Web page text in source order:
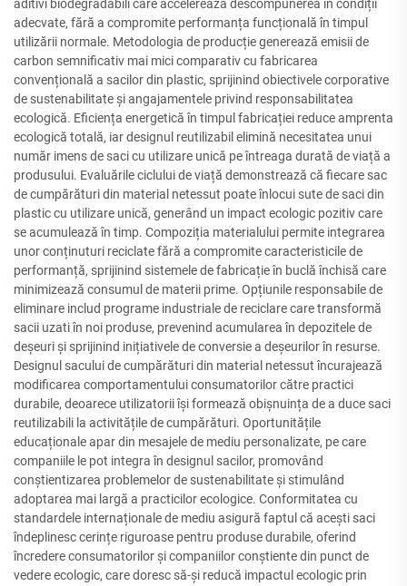
aditivi biodegradabili care accelerează descompunerea în condiții
adecvate, fără a compromite performanța funcțională în timpul
utilizării normale. Metodologia de producție generează emisii de
carbon semnificativ mai mici comparativ cu fabricarea
convențională a sacilor din plastic, sprijinind obiectivele corporative
de sustenabilitate și angajamentele privind responsabilitatea
ecologică. Eficiența energetică în timpul fabricației reduce amprenta
ecologică totală, iar designul reutilizabil elimină necesitatea unui
număr imens de saci cu utilizare unică pe întreaga durată de viață a
produsului. Evaluările ciclului de viață demonstrează că fiecare sac
de cumpărături din material netessut poate înlocui sute de saci din
plastic cu utilizare unică, generând un impact ecologic pozitiv care
se acumulează în timp. Compoziția materialului permite integrarea
unor conținuturi reciclate fără a compromite caracteristicile de
performanță, sprijinind sistemele de fabricație în buclă închisă care
minimizează consumul de materii prime. Opțiunile responsabile de
eliminare includ programe industriale de reciclare care transformă
sacii uzati în noi produse, prevenind acumularea în depozitele de
deșeuri și sprijinind inițiativele de conversie a deșeurilor în resurse.
Designul sacului de cumpărături din material netessut încurajează
modificarea comportamentului consumatorilor către practici
durabile, deoarece utilizatorii își formează obișnuința de a duce saci
reutilizabili la activitățile de cumpărături. Oportunitățile
educaționale apar din mesajele de mediu personalizate, pe care
companiile le pot integra în designul sacilor, promovând
conștientizarea problemelor de sustenabilitate și stimulând
adoptarea mai largă a practicilor ecologice. Conformitatea cu
standardele internaționale de mediu asigură faptul că acești saci
îndeplinesc cerințe riguroase pentru produse durabile, oferind
încredere consumatorilor și companiilor conștiente din punct de
vedere ecologic, care doresc să-și reducă impactul ecologic prin